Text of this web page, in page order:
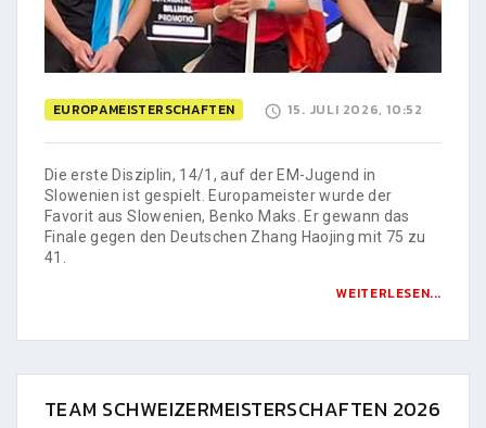
EUROPAMEISTERSCHAFTEN 15. JULI 2026, 10:52
Die erste Disziplin, 14/1, auf der EM-Jugend in
Slowenien ist gespielt. Europameister wurde der
Favorit aus Slowenien, Benko Maks. Er gewann das
Finale gegen den Deutschen Zhang Haojing mit 75 zu
41.
WEITERLESEN...
TEAM SCHWEIZERMEISTERSCHAFTEN 2026